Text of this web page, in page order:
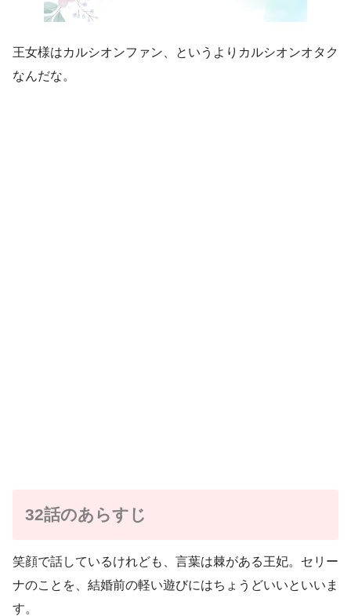
王女様はカルシオンファン、というよりカルシオンオタク
なんだな。
32話のあらすじ
笑顔で話しているけれども、言葉は棘がある王妃。セリー
ナのことを、結婚前の軽い遊びにはちょうどいいといいま
す。